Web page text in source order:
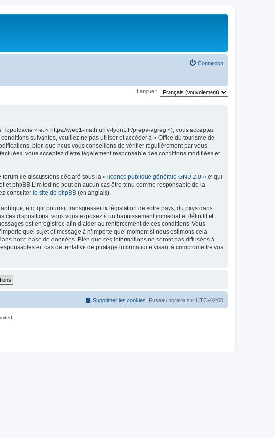
Connexion
Langue :
» et « https://web1-math.univ-lyon1.fr/prepa-agreg »), vous acceptez
suivantes, veuillez ne pas utiliser et accéder à « Office du tourisme de
bien que nous vous conseillons de vérifier régulièrement par vous-
vous acceptez d’être légalement responsable des conditions modifiées et
de discussions déclaré sous la « licence publique générale GNU 2.0 » et qui
phpBB Limited ne peut en aucun cas être tenu comme responsable de la
consulter le site de phpBB (en anglais).
etc. qui pourrait transgresser la législation de votre pays, du pays dans
ces dispositions, vous vous exposez à un bannissement immédiat et définitif et
est enregistrée afin d’aider au renforcement de ces conditions. Vous
quel sujet et message à n’importe quel moment si nous estimons cela
notre base de données. Bien que ces informations ne seront pas diffusées à
en cas de tentative de piratage informatique visant à compromettre vos
Fuseau horaire sur UTC+02:00
Supprimer les cookies